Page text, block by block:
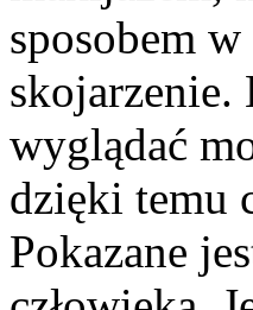
sposobem
skojarzenie.
wyglądać
dzięki temu
Pokazane